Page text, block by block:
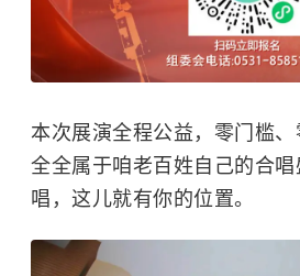
本次展演全程公益，零门槛
全全属于咱老百姓自己的合
唱，这儿就有你的位置。